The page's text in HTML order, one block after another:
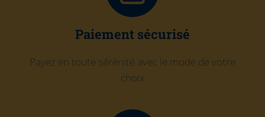
Paiement sécurisé
Payez en toute sérénité avec le mode de votre
choix